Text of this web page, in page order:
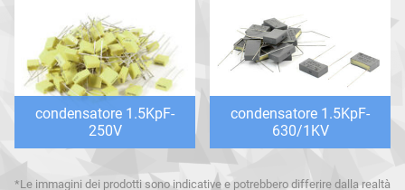
condensatore 1.5KpF-
250V
condensatore 1.5KpF-
630/1KV
*Le immagini dei prodotti sono indicative e potrebbero differire dalla realtà